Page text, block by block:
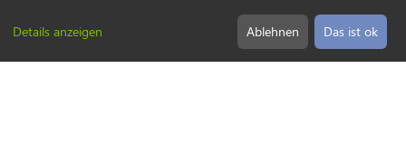
Details anzeigen Ablehnen Das ist ok